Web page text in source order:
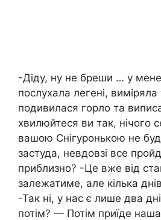
-Діду, ну не бреши … у
послухала легені,
подивилася горло та
хвилюйтеся ви так, нічого
вашою Снігуронькою не
застуда, невдовзі все
приблизно? -Це вже від
залежатиме, але кілька
-Так ні, у нас є лише два
потім? — Потім приїде